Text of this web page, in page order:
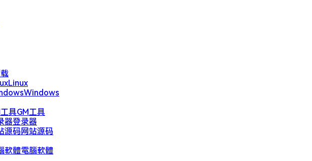
Linux
Windows
GM工具
登录器
网站源码
電腦軟體